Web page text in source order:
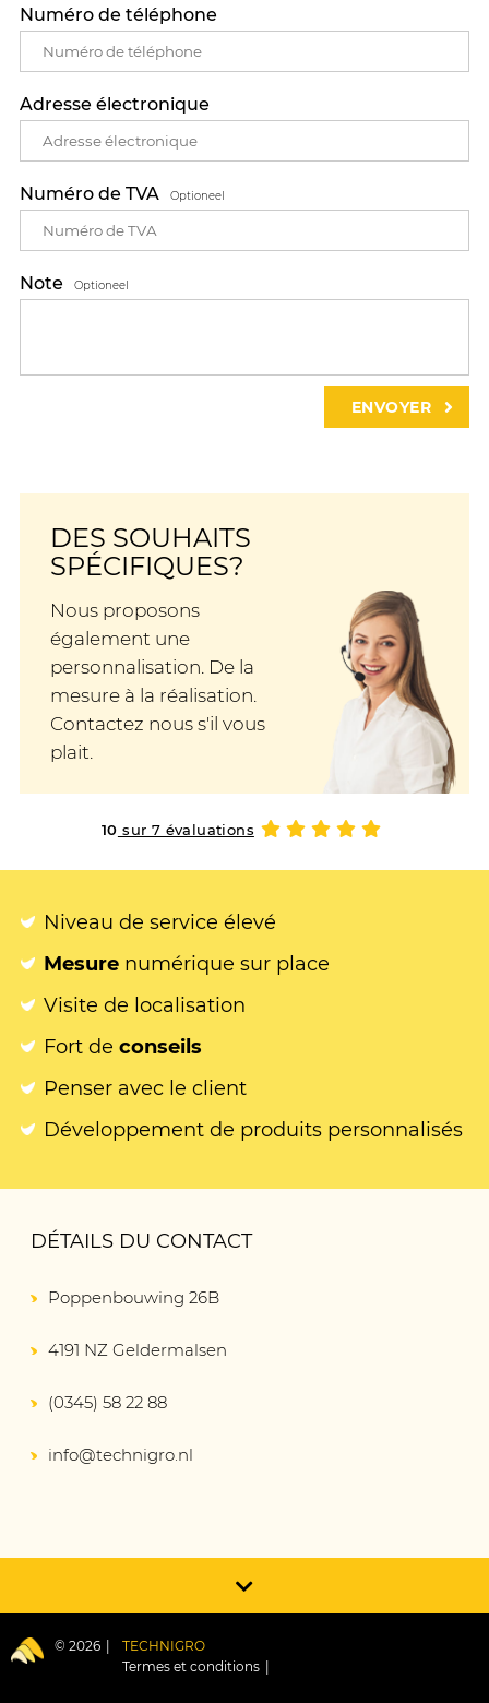
Numéro de téléphone
Adresse électronique
Numéro de TVA Optioneel
Note Optioneel
DES SOUHAITS
SPÉCIFIQUES?
Nous proposons
également une
personnalisation. De la
mesure à la réalisation.
Contactez nous s'il vous
plait.
10 sur 7 évaluations
Niveau de service élevé
Mesure numérique sur place
Visite de localisation
Fort de conseils
Penser avec le client
Développement de produits personnalisés
DÉTAILS DU CONTACT
Poppenbouwing 26B
4191 NZ Geldermalsen
(0345) 58 22 88
info@technigro.nl
© 2026
TECHNIGRO
Termes et conditions